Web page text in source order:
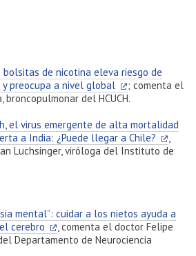
bolsitas de nicotina eleva riesgo de
preocupa a nivel global
; comenta el
broncopulmonar del HCUCH.
el virus emergente de alta mortalidad
a India: ¿Puede llegar a Chile?
,
Luchsinger, viróloga del Instituto de
mental”: cuidar a los nietos ayuda a
cerebro
, comenta el doctor Felipe
Departamento de Neurociencia